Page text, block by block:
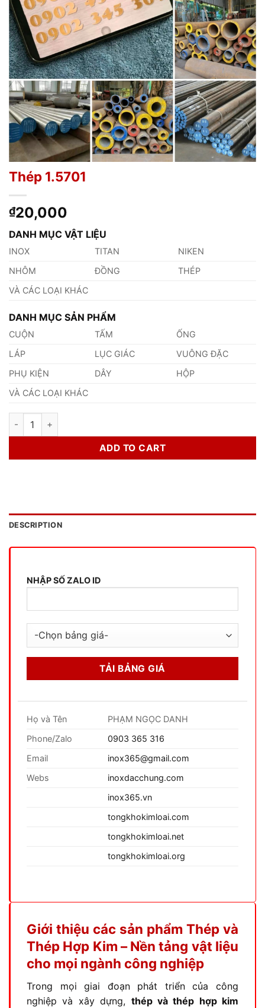
Thép 1.5701
₫20,000
DANH MỤC VẬT LIỆU
INOX TITAN
NIKEN
NHÔM
ĐỒNG
THÉP
VÀ CÁC LOẠI KHÁC
DANH MỤC SẢN PHẨM
CUỘN TẤM
ỐNG
LÁP
LỤC GIÁC
VUÔNG ĐẶC
PHỤ KIỆN
DÂY
HỘP
VÀ CÁC LOẠI KHÁC
Thép 1.5701 quantity
ADD TO CART
DESCRIPTION
NHẬP SỐ ZALO ID
Họ và Tên
PHẠM NGỌC DANH
Phone/Zalo
0903 365 316
Email
inox365@gmail.com
Webs
inoxdacchung.com
inox365.vn
tongkhokimloai.com
tongkhokimloai.net
tongkhokimloai.org
Giới thiệu các sản phẩm Thép và
Thép Hợp Kim – Nền tảng vật liệu
cho mọi ngành công nghiệp
Trong mọi giai đoạn phát triển của công
nghiệp và xây dựng, thép và thép hợp kim